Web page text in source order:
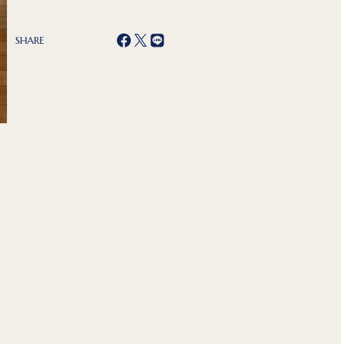
SHARE